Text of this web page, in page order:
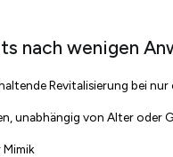
nach wenigen
Revitalisierung bei
unabhängig von Alter oder